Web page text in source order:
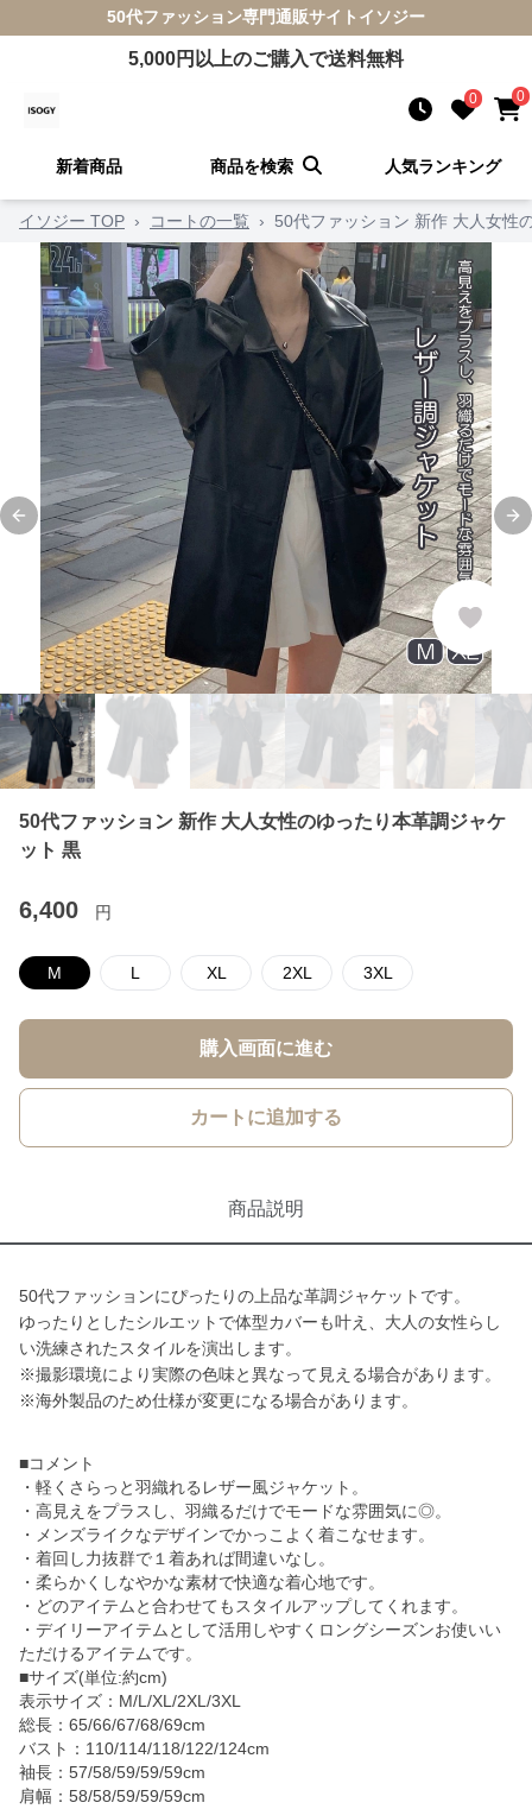
50代ファッション専門通販サイト イソジー
5,000円以上のご購入で送料無料
0 0
新着商品 商品を検索 人気ランキング
イソジー TOP › コートの一覧 › 50代ファッション 新作 大人女性
Previous slide
50代ファッション 新作 大人女性のゆったり本革調ジャケ
ット 黒
6,400 円
M L XL 2XL 3XL
購入画面に進む
カートに追加する
商品説明
50代ファッションにぴったりの上品な革調ジャケットです。
ゆったりとしたシルエットで体型カバーも叶え、大人の女性らし
い洗練されたスタイルを演出します。
※撮影環境により実際の色味と異なって見える場合があります。
※海外製品のため仕様が変更になる場合があります。
■コメント
・軽くさらっと羽織れるレザー風ジャケット。
・高見えをプラスし、羽織るだけでモードな雰囲気に◎。
・メンズライクなデザインでかっこよく着こなせます。
・着回し力抜群で１着あれば間違いなし。
・柔らかくしなやかな素材で快適な着心地です。
・どのアイテムと合わせてもスタイルアップしてくれます。
・デイリーアイテムとして活用しやすくロングシーズンお使いい
ただけるアイテムです。
■サイズ(単位:約cm)
表示サイズ：M/L/XL/2XL/3XL
総長：65/66/67/68/69cm
バスト：110/114/118/122/124cm
袖長：57/58/59/59/59cm
肩幅：58/58/59/59/59cm